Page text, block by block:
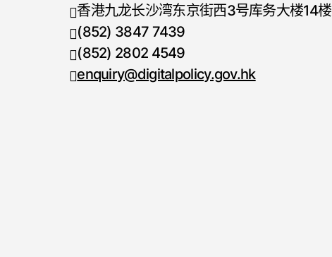
香港九龙长沙湾东京街西3号库务大楼14楼
电话号码
(852) 3847 7439
传真号码
(852) 2802 4549
enquiry@digitalpolicy.gov.hk